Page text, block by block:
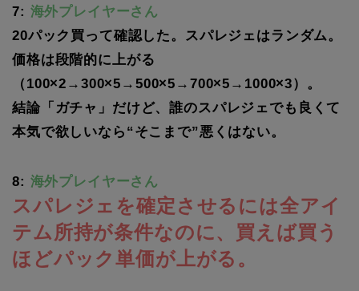
7: 海外プレイヤーさん
20パック買って確認した。スパレジェはランダム。
価格は段階的に上がる
（100×2→300×5→500×5→700×5→1000×3）。
結論「ガチャ」だけど、誰のスパレジェでも良くて
本気で欲しいなら“そこまで”悪くはない。
8: 海外プレイヤーさん
スパレジェを確定させるには全アイ
テム所持が条件なのに、買えば買う
ほどパック単価が上がる。